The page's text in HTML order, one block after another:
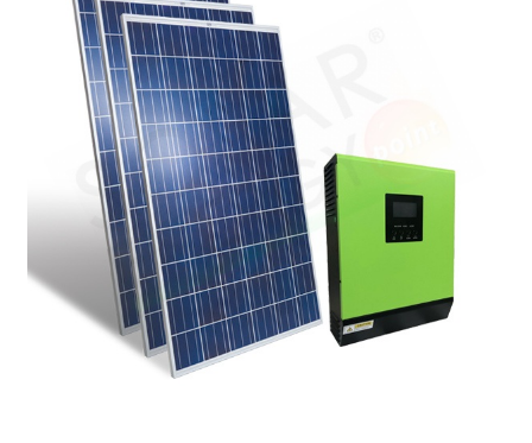
Contatti
My account
Produttori
Sample Page
Shop